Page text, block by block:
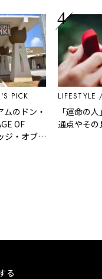
ドン・
オブ・
LIFESTYLE
「運命の人」の
通点やその見分
る